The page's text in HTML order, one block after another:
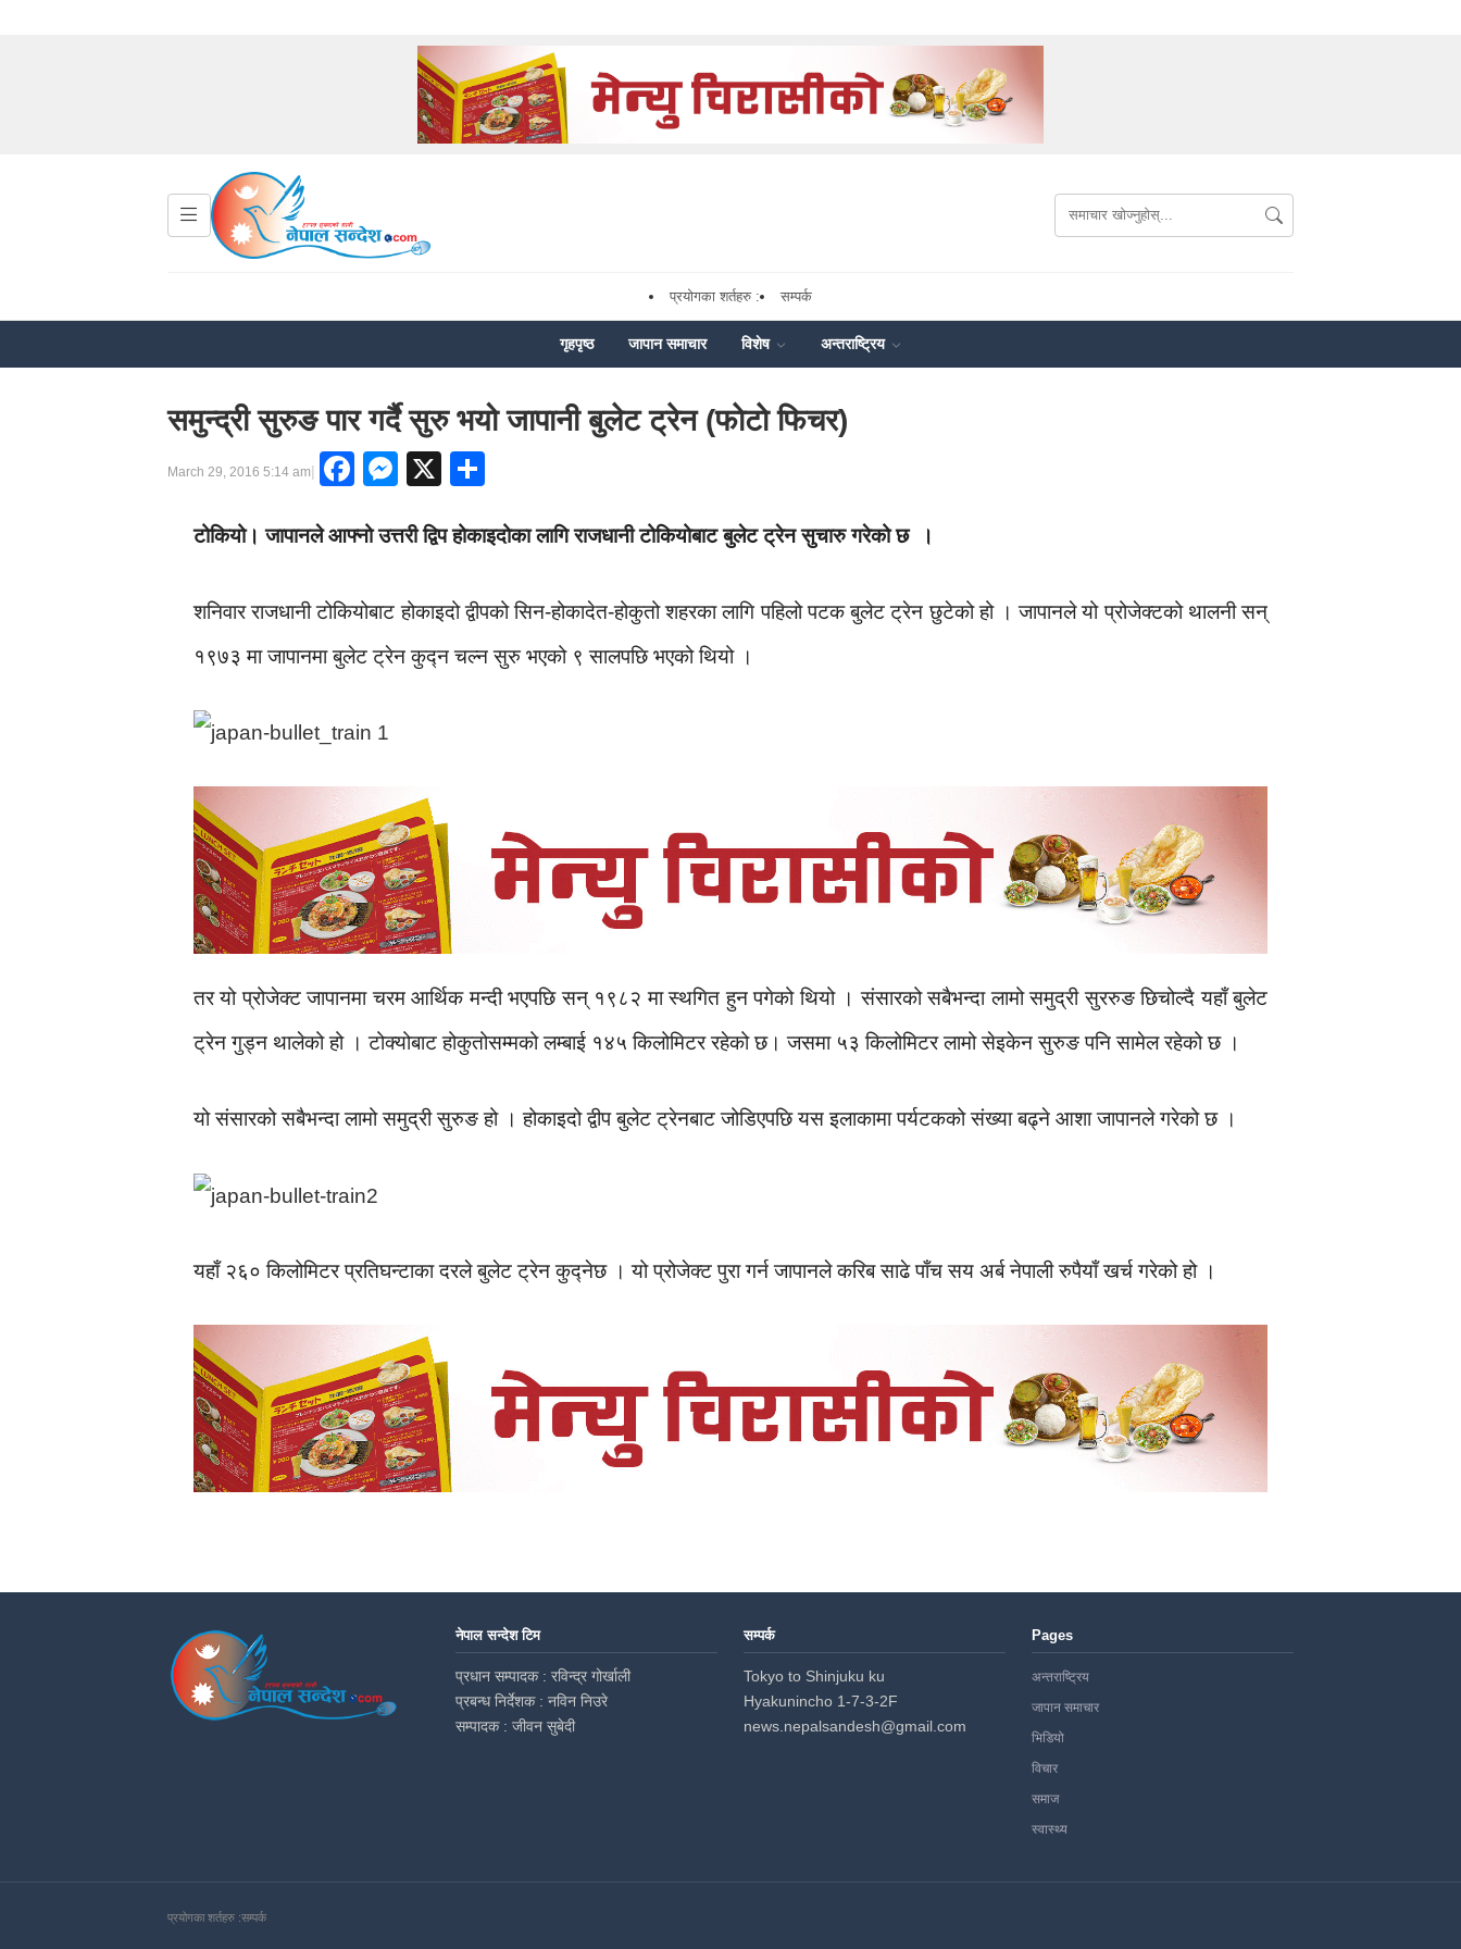
प्रयोगका शर्तहरु : सम्पर्क
गृहपृष्ठ जापान समाचार विशेष अन्तराष्ट्रिय
समुन्द्री सुरुङ पार गर्दै सुरु भयो जापानी बुलेट ट्रेन (फाेटाे फिचर)
March 29, 2016 5:14 am| Facebook
Messenger
X
टोकियो। जापानले आफ्नो उत्तरी द्विप होकाइदोका लागि राजधानी टोकियोबाट बुलेट ट्रेन सुचारु गरेको छ ।
शनिवार राजधानी टोकियोबाट होकाइदो द्वीपको सिन-होकादेत-होकुतो शहरका लागि पहिलो पटक बुलेट ट्रेन छुटेको हो । जापानले यो प्रोजेक्टको थालनी सन्
१९७३ मा जापानमा बुलेट ट्रेन कुद्न चल्न सुरु भएको ९ सालपछि भएको थियो ।
तर यो प्रोजेक्ट जापानमा चरम आर्थिक मन्दी भएपछि सन् १९८२ मा स्थगित हुन पगेको थियो । संसारको सबैभन्दा लामो समुद्री सुररुङ छिचोल्दै यहाँ बुलेट
ट्रेन गुड्न थालेको हो । टोक्योबाट होकुतोसम्मको लम्बाई १४५ किलोमिटर रहेको छ। जसमा ५३ किलोमिटर लामो सेइकेन सुरुङ पनि सामेल रहेको छ ।
यो संसारको सबैभन्दा लामो समुद्री सुरुङ हो । होकाइदो द्वीप बुलेट ट्रेनबाट जोडिएपछि यस इलाकामा पर्यटकको संख्या बढ्ने आशा जापानले गरेको छ ।
यहाँ २६० किलोमिटर प्रतिघन्टाका दरले बुलेट ट्रेन कुद्नेछ । यो प्रोजेक्ट पुरा गर्न जापानले करिब साढे पाँच सय अर्ब नेपाली रुपैयाँ खर्च गरेको हो ।
नेपाल सन्देश टिम
प्रधान सम्पादक : रविन्द्र गोर्खाली
प्रबन्ध निर्देशक : नविन निउरे
सम्पादक : जीवन सुबेदी
सम्पर्क
Tokyo to Shinjuku ku
Hyakunincho 1-7-3-2F
news.nepalsandesh@gmail.com
Pages
अन्तराष्ट्रिय
जापान समाचार
भिडियो
विचार
समाज
स्वास्थ्य
प्रयोगका शर्तहरु :सम्पर्क